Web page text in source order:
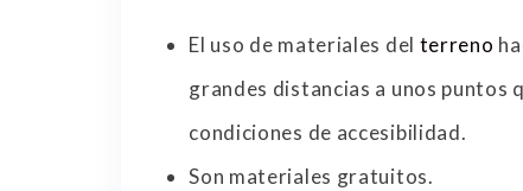
El uso de materiales del terreno
grandes distancias a unos puntos
condiciones de accesibilidad.
Son materiales gratuitos.